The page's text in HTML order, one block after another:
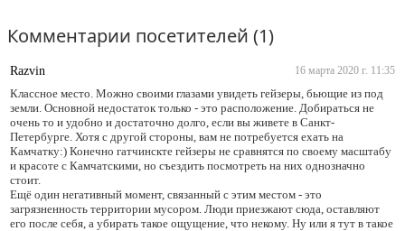
Комментарии посетителей (1)
Razvin 16 марта 2020 г. 11:35
Классное место. Можно своими глазами увидеть гейзеры, бьющие из под
земли. Основной недостаток только - это расположение. Добираться не
очень то и удобно и достаточно долго, если вы живете в Санкт-
Петербурге. Хотя с другой стороны, вам не потребуется ехать на
Камчатку:) Конечно гатчинскте гейзеры не сравнятся по своему масштабу
и красоте с Камчатскими, но съездить посмотреть на них однозначно
стоит.
Ещё один негативный момент, связанный с этим местом - это
загрязненность территории мусором. Люди приезжают сюда, оставляют
его после себя, а убирать такое ощущение, что некому. Ну или я тут в такое